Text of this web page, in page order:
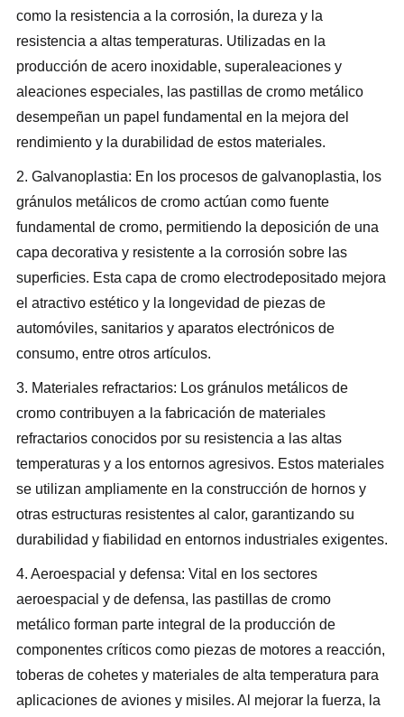
como la resistencia a la corrosión, la dureza y la
resistencia a altas temperaturas. Utilizadas en la
producción de acero inoxidable, superaleaciones y
aleaciones especiales, las pastillas de cromo metálico
desempeñan un papel fundamental en la mejora del
rendimiento y la durabilidad de estos materiales.
2. Galvanoplastia: En los procesos de galvanoplastia, los
gránulos metálicos de cromo actúan como fuente
fundamental de cromo, permitiendo la deposición de una
capa decorativa y resistente a la corrosión sobre las
superficies. Esta capa de cromo electrodepositado mejora
el atractivo estético y la longevidad de piezas de
automóviles, sanitarios y aparatos electrónicos de
consumo, entre otros artículos.
3. Materiales refractarios: Los gránulos metálicos de
cromo contribuyen a la fabricación de materiales
refractarios conocidos por su resistencia a las altas
temperaturas y a los entornos agresivos. Estos materiales
se utilizan ampliamente en la construcción de hornos y
otras estructuras resistentes al calor, garantizando su
durabilidad y fiabilidad en entornos industriales exigentes.
4. Aeroespacial y defensa: Vital en los sectores
aeroespacial y de defensa, las pastillas de cromo
metálico forman parte integral de la producción de
componentes críticos como piezas de motores a reacción,
toberas de cohetes y materiales de alta temperatura para
aplicaciones de aviones y misiles. Al mejorar la fuerza, la